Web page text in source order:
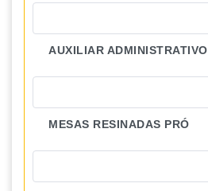
AUXILIAR ADMINISTRATIVO
MESAS RESINADAS PRÓ